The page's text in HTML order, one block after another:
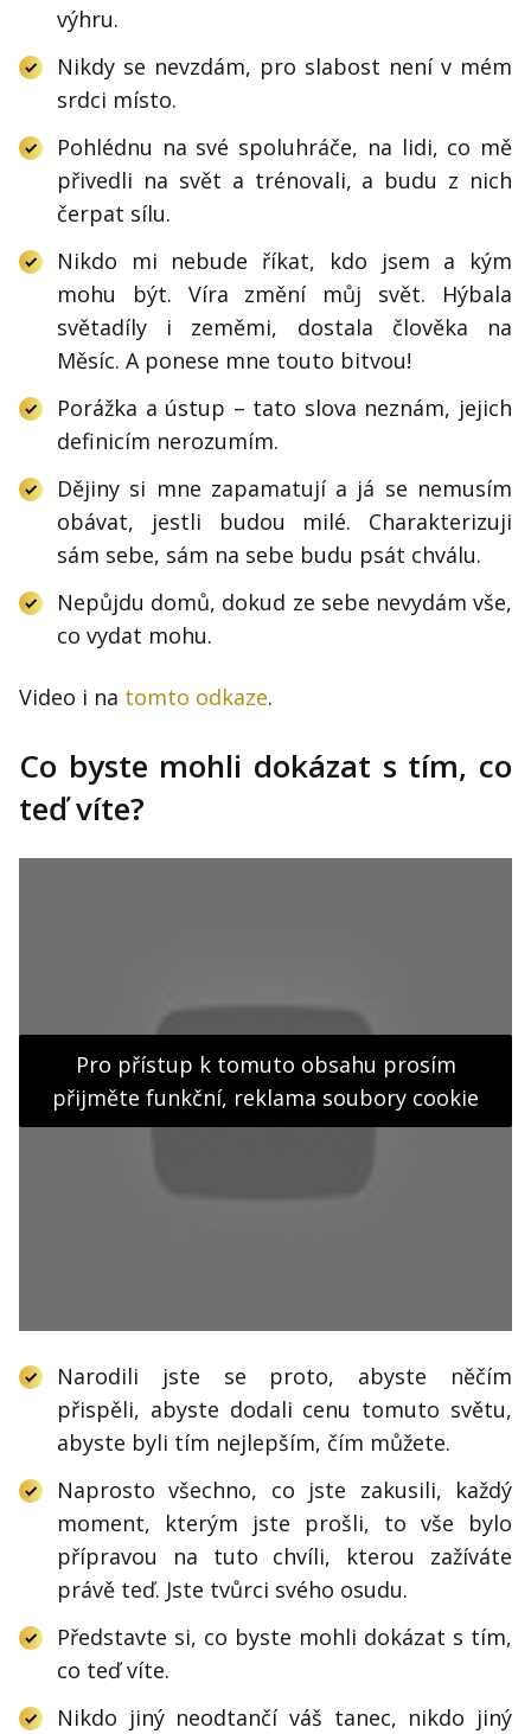
výhru.
Nikdy se nevzdám, pro slabost není v mém
srdci místo.
Pohlédnu na své spoluhráče, na lidi, co mě
přivedli na svět a trénovali, a budu z nich
čerpat sílu.
Nikdo mi nebude říkat, kdo jsem a kým
mohu být. Víra změní můj svět. Hýbala
světadíly i zeměmi, dostala člověka na
Měsíc. A ponese mne touto bitvou!
Porážka a ústup – tato slova neznám, jejich
definicím nerozumím.
Dějiny si mne zapamatují a já se nemusím
obávat, jestli budou milé. Charakterizuji
sám sebe, sám na sebe budu psát chválu.
Nepůjdu domů, dokud ze sebe nevydám vše,
co vydat mohu.
Video i na tomto odkaze.
Co byste mohli dokázat s tím, co
teď víte?
Pro přístup k tomuto obsahu prosím
přijměte funkční, reklama soubory cookie
Narodili jste se proto, abyste něčím
přispěli, abyste dodali cenu tomuto světu,
abyste byli tím nejlepším, čím můžete.
Naprosto všechno, co jste zakusili, každý
moment, kterým jste prošli, to vše bylo
přípravou na tuto chvíli, kterou zažíváte
právě teď. Jste tvůrci svého osudu.
Představte si, co byste mohli dokázat s tím,
co teď víte.
Nikdo jiný neodtančí váš tanec, nikdo jiný